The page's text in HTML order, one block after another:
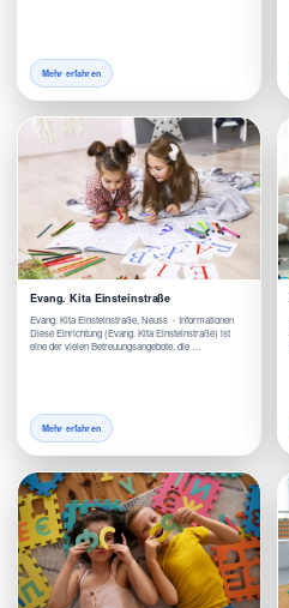
Mehr erfahren
Evang. Kita Einsteinstraße
Evang. Kita Einsteinstraße, Neuss - Informationen
Diese Einrichtung (Evang. Kita Einsteinstraße) ist
eine der vielen Betreuungsangebote, die …
Mehr erfahren